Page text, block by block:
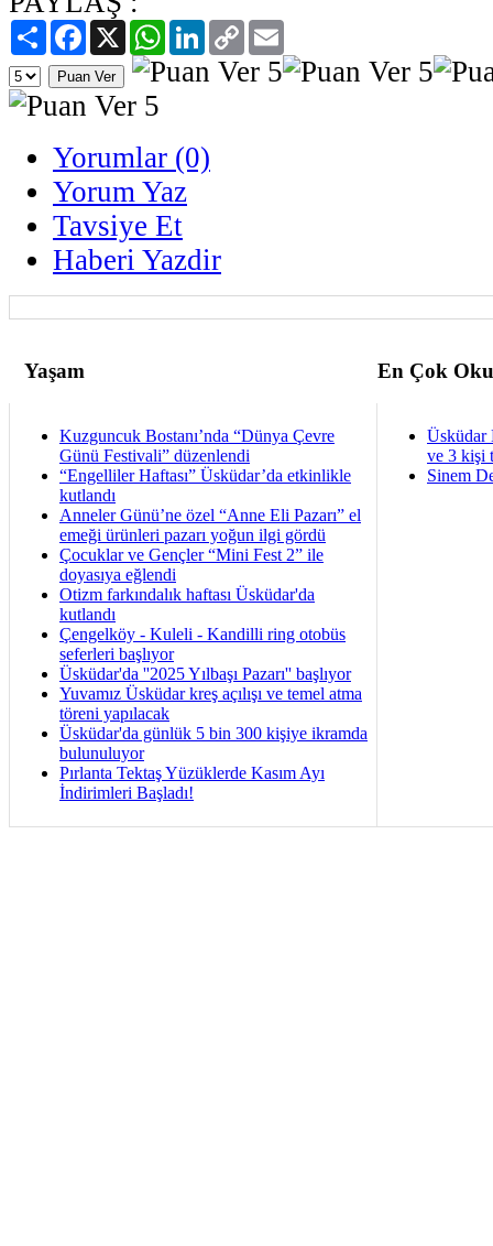
PaylaşFacebook
X WhatsAppLinkedIn
Copy
Link
Yorumlar (0)
Yorum Yaz
Tavsiye Et
Haberi Yazdir
Yaşam En Çok
Kuzguncuk Bostanı’nda “Dünya Çevre
Günü Festivali” düzenlendi
“Engelliler Haftası” Üsküdar’da etkinlikle
kutlandı
Anneler Günü’ne özel “Anne Eli Pazarı” el
emeği ürünleri pazarı yoğun ilgi gördü
Çocuklar ve Gençler “Mini Fest 2” ile
doyasıya eğlendi
Otizm farkındalık haftası Üsküdar'da
kutlandı
Çengelköy - Kuleli - Kandilli ring otobüs
seferleri başlıyor
Üsküdar'da ''2025 Yılbaşı Pazarı'' başlıyor
Yuvamız Üsküdar kreş açılışı ve temel atma
töreni yapılacak
Üsküdar'da günlük 5 bin 300 kişiye ikramda
bulunuluyor
Pırlanta Tektaş Yüzüklerde Kasım Ayı
İndirimleri Başladı!
Üsküdar
ve 3 kişi
Sinem